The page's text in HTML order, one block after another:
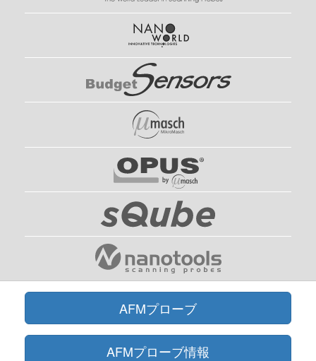
AFMプローブ
AFMプローブ情報